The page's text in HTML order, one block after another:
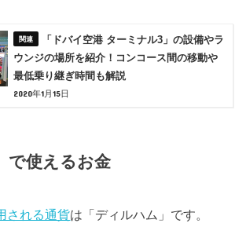
「ドバイ空港 ターミナル3」の設備やラ
ウンジの場所を紹介！コンコース間の移動や
最低乗り継ぎ時間も解説
2020年1月15日
で使えるお金
される通貨は「ディルハム」です。